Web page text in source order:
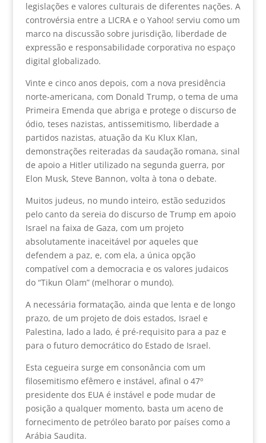
legislações e valores culturais de diferentes nações. A
controvérsia entre a LICRA e o Yahoo! serviu como um
marco na discussão sobre jurisdição, liberdade de
expressão e responsabilidade corporativa no espaço
digital globalizado.
Vinte e cinco anos depois, com a nova presidência
norte-americana, com Donald Trump, o tema de uma
Primeira Emenda que abriga e protege o discurso de
ódio, teses nazistas, antissemitismo, liberdade a
partidos nazistas, atuação da Ku Klux Klan,
demonstrações reiteradas da saudação romana, sinal
de apoio a Hitler utilizado na segunda guerra, por
Elon Musk, Steve Bannon, volta à tona o debate.
Muitos judeus, no mundo inteiro, estão seduzidos
pelo canto da sereia do discurso de Trump em apoio
Israel na faixa de Gaza, com um projeto
absolutamente inaceitável por aqueles que
defendem a paz, e, com ela, a única opção
compatível com a democracia e os valores judaicos
do “Tikun Olam” (melhorar o mundo).
A necessária formatação, ainda que lenta e de longo
prazo, de um projeto de dois estados, Israel e
Palestina, lado a lado, é pré-requisito para a paz e
para o futuro democrático do Estado de Israel.
Esta cegueira surge em consonância com um
filosemitismo efêmero e instável, afinal o 47º
presidente dos EUA é instável e pode mudar de
posição a qualquer momento, basta um aceno de
fornecimento de petróleo barato por países como a
Arábia Saudita.